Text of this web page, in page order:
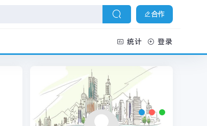
合作
统计 登录